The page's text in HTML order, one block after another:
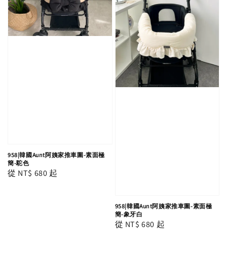
958|韓國Aunt阿姨家推車圍-素面極
簡-駝色
Regular
從 NT$ 680 起
958|韓國Aunt阿姨家推車圍-素面極
簡-象牙白
Regular
從 NT$ 680 起